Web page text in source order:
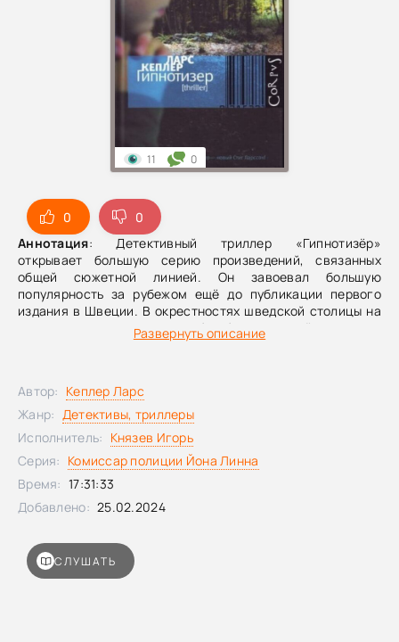
0
0
Аннотация: Детективный триллер «Гипнотизёр»
открывает большую серию произведений, связанных
общей сюжетной линией. Он завоевал большую
популярность за рубежом ещё до публикации первого
издания в Швеции. В окрестностях шведской столицы на
территории спортивного клуба обнаружено мёртвое тело
человека, ставшего жертвой садистского убийства. В его
бесчеловечностью, получил серьёзное ранение и сын, но
ему удалось выжить. Сотрудник полиции Йонна Линна
устанавливает, что существует ещё одна дочь убитого.
Подозревая, что преступник намерен уничтожить всё
семейство, он ставит задачу разыскать эту девушку,
чтобы предотвратить покушение на её жизнь.
Договорившись с врачом, владеющим соответствующими
навыками, детектив допрашивает раненного мальчика,
Развернуть описание
11 0
СЛУШАТЬ
Автор: Кеплер Ларс
Жанр: Детективы, триллеры
Исполнитель: Князев Игорь
Серия: Комиссар полиции Йона Линна
Время: 17:31:33
Добавлено: 25.02.2024